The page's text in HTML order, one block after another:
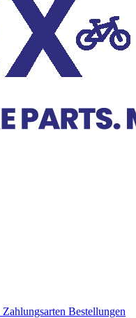
Zahlungsarten Bestellungen